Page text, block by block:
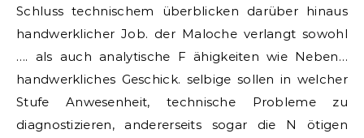
Schluss technischem überblicken darüber hinaus
handwerklicher Job. der Maloche verlangt sowohl
…. als auch analytische F ähigkeiten wie Neben…
handwerkliches Geschick. selbige sollen in welcher
Stufe Anwesenheit, technische Probleme zu
diagnostizieren, andererseits sogar die N ötigen